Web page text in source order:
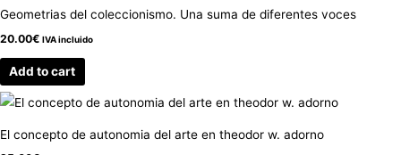
Geometrias del coleccionismo. Una suma de diferentes voces
20.00€ IVA incluido
Add to cart
El concepto de autonomia del arte en theodor w. adorno